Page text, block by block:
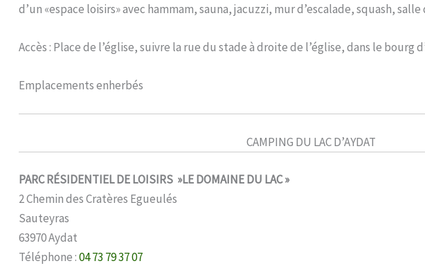
d’un «espace loisirs» avec hammam, sauna, jacuzzi, mur d’escalade, squash,
Accès : Place de l’église, suivre la rue du stade à droite de l’église, dans le bourg
Emplacements enherbés
CAMPING DU LAC D’AYDAT
PARC RÉSIDENTIEL DE LOISIRS »LE DOMAINE DU LAC »
2 Chemin des Cratères Egueulés
Sauteyras
63970 Aydat
Téléphone :04 73 79 37 07